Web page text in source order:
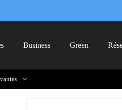
Business Green